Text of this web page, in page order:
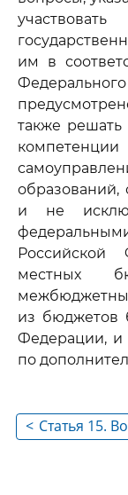
им в
также
образований,
и не
Российской
местных
из бюджетов
Федерации, и
по
< Статья 15.